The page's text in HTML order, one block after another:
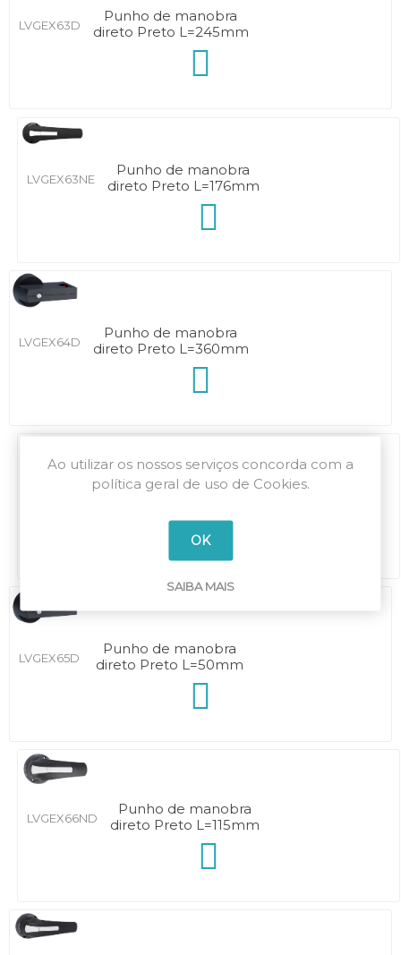
LVGEX63D
Punho de manobra
direto Preto L=245mm
LVGEX63NE
Punho de manobra
direto Preto L=176mm
LVGEX64D
Punho de manobra
direto Preto L=360mm
LVGEX64NE
Punho de manobra
LVGEX65D
Punho de manobra
direto Preto L=50mm
LVGEX66ND
Punho de manobra
direto Preto L=115mm
Ao utilizar os nossos serviços concorda com a
política geral de uso de Cookies.
OK
SAIBA MAIS